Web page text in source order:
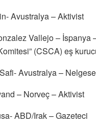
Avustralya – Aktivist
Vallejo – İspanya
(CSCA) eş
Avustralya – Nelgesel
– Norveç – Aktivist
ABD/Irak – Gazeteci